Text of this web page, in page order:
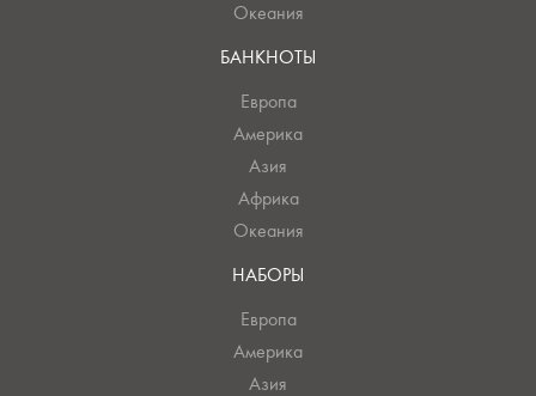
Океания
БАНКНОТЫ
Европа
Америка
Азия
Африка
Океания
НАБОРЫ
Европа
Америка
Азия